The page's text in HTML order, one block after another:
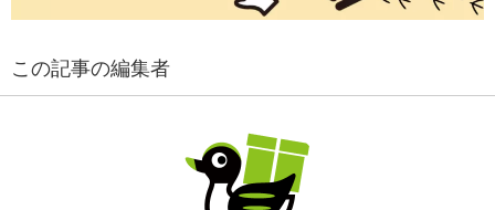
この記事の編集者